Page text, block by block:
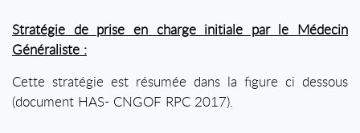
Stratégie de prise en charge initiale par le Médecin
Généraliste :
Cette stratégie est résumée dans la figure ci dessous
(document HAS- CNGOF RPC 2017).